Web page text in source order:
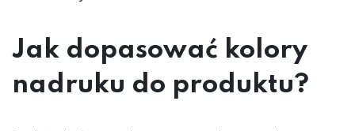
Jak dopasować kolory
nadruku do produktu?